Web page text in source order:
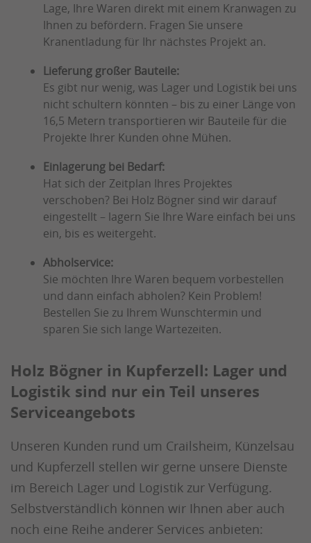
Lage, Ihre Waren direkt mit einem Kranwagen zu
Ihnen zu befördern. Fragen Sie unsere
Kranentladung für Ihr nächstes Projekt an.
Lieferung großer Bauteile:
Es gibt nur wenig, was Lager und Logistik bei uns
nicht schultern könnten – bis zu einer Länge von
16,5 Metern transportieren wir Bauteile für die
Projekte Ihrer Kunden ohne Mühen.
Einlagerung bei Bedarf:
Hat sich der Zeitplan Ihres Projektes
verschoben? Bei Holz Bögner sind wir darauf
eingestellt – lagern Sie Ihre Ware einfach bei uns
ein, bis es weitergeht.
Abholservice:
Sie möchten Ihre Waren bequem vorbestellen
und dann einfach abholen? Kein Problem!
Bestellen Sie zu Ihrem Wunschtermin und
sparen Sie sich lange Wartezeiten.
Holz Bögner in Kupferzell: Lager und
Logistik sind nur ein Teil unseres
Serviceangebots
Unseren Kunden rund um Crailsheim, Künzelsau
und Kupferzell stellen wir gerne unsere Dienste
im Bereich Lager und Logistik zur Verfügung.
Selbstverständlich können wir Ihnen aber auch
noch eine Reihe anderer Services anbieten: